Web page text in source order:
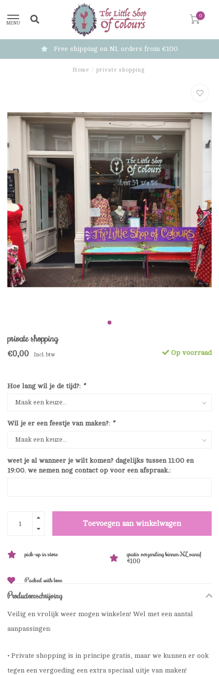
MENU
0
Free shipping on NL orders from €100
Home / private shopping
private shopping
€0,00 Incl. btw Op voorraad
Hoe lang wil je de tijd?: *
Wil je er een feestje van maken?: *
weet je al wanneer je wilt komen? dagelijks tussen 11:00 en
19:00. we nemen nog contact op voor een afspraak.:
Toevoegen aan winkelwagen
pick-up in store
gratis verzending binnen NL vanaf
€100
Packed with love
Productomschrijving
Veilig en vrolijk weer mogen winkelen! Wel met een aantal
aanpassingen:
• Private shopping is in principe gratis, maar we kunnen er ook
tegen een vergoeding een extra speciaal uitje van maken!